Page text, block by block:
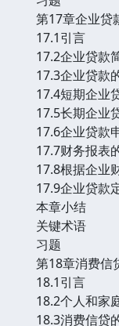
第17章企业贷
17.1引言
17.2企业贷款
17.3企业贷款
17.4短期企业
17.5长期企业
17.6企业贷款
17.7财务报表
17.8根据企业
17.9企业贷款
本章小结
关键术语
习题
第18章消费信
18.1引言
18.2个人和家
18.3消费信贷